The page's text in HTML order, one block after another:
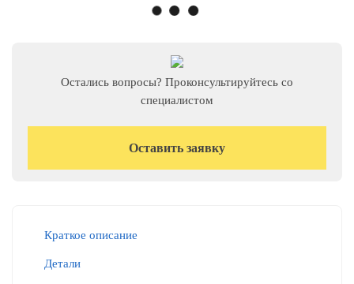
Остались вопросы? Проконсультируйтесь со
специалистом
Оставить заявку
Краткое описание
Детали